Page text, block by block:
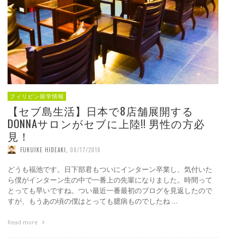
フィリピン留学情報
【セブ島生活】日本で8店舗展開する
DONNAサロンがセブに上陸!! 男性の方必
見！
FUKUIKE HIDEAKI 08/17/2016
どうも福池です。日下部君もついにインターン卒業し、気付いた
ら僕がインターン生の中で一番上の先輩になりました。時間って
とっても早いですね。つい最近一番最初のブログを見返したので
すが、もうあの頃の僕はとっても臆病ものでしたね …
Read more